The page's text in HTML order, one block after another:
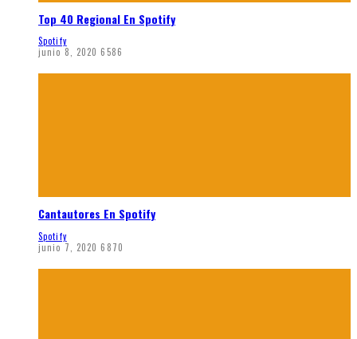
Top 40 Regional En Spotify
Spotify
junio 8, 2020 6586
Cantautores En Spotify
Spotify
junio 7, 2020 6870